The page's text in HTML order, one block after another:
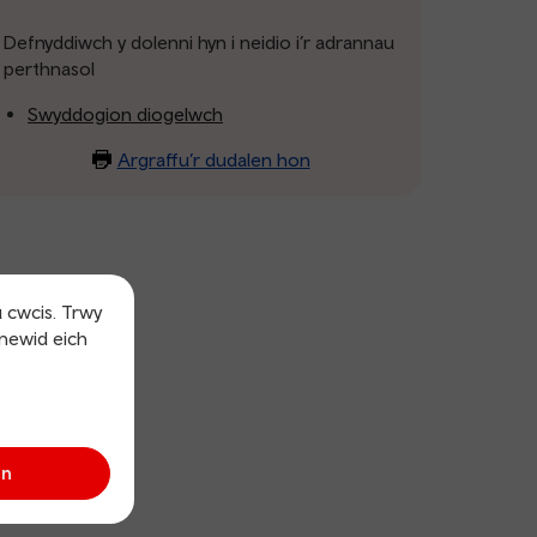
cwcis. Trwy
eich
Defnyddiwch y dolenni hyn i neidio i’r adrannau
perthnasol
Swyddogion diogelwch
Argraffu’r dudalen hon